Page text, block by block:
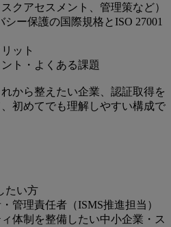
クアセスメント、管理策など）
シー保護の国際規格とISO 27001
ット
ト・よくある課題
から整えたい企業、認証取得を
初めてでも理解しやすい構成で
たい方
管理責任者（ISMS推進担当）
体制を整備したい中小企業・ス